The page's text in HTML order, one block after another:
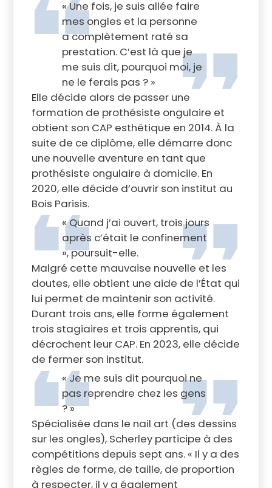
« Une fois, je suis allée faire
mes ongles et la personne
a complètement raté sa
prestation. C’est là que je
me suis dit, pourquoi moi, je
ne le ferais pas ? »
Elle décide alors de passer une
formation de prothésiste ongulaire et
obtient son CAP esthétique en 2014. À la
suite de ce diplôme, elle démarre donc
une nouvelle aventure en tant que
prothésiste ongulaire à domicile. En
2020, elle décide d’ouvrir son institut au
Bois Parisis.
« Quand j’ai ouvert, trois jours
après c’était le confinement
», poursuit-elle.
Malgré cette mauvaise nouvelle et les
doutes, elle obtient une aide de l’État qui
lui permet de maintenir son activité.
Durant trois ans, elle forme également
trois stagiaires et trois apprentis, qui
décrochent leur CAP. En 2023, elle décide
de fermer son institut.
« Je me suis dit pourquoi ne
pas reprendre chez les gens
? »
Spécialisée dans le nail art (des dessins
sur les ongles), Scherley participe à des
compétitions depuis sept ans. « Il y a des
règles de forme, de taille, de proportion
à respecter, il y a également